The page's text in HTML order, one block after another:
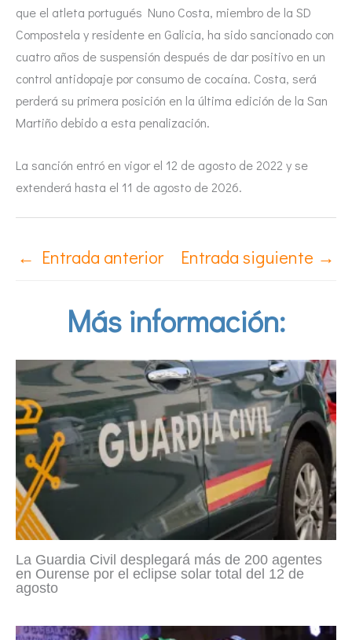
que el atleta portugués Nuno Costa, miembro de la SD
Compostela y residente en Galicia, ha sido sancionado con
cuatro años de suspensión después de dar positivo en un
control antidopaje por consumo de cocaína. Costa, será
perderá su primera posición en la última edición de la San
Martiño debido a esta penalización.
La sanción entró en vigor el 12 de agosto de 2022 y se
extenderá hasta el 11 de agosto de 2026.
← Entrada anterior Entrada siguiente →
Más información:
La Guardia Civil desplegará más de 200 agentes
en Ourense por el eclipse solar total del 12 de
agosto